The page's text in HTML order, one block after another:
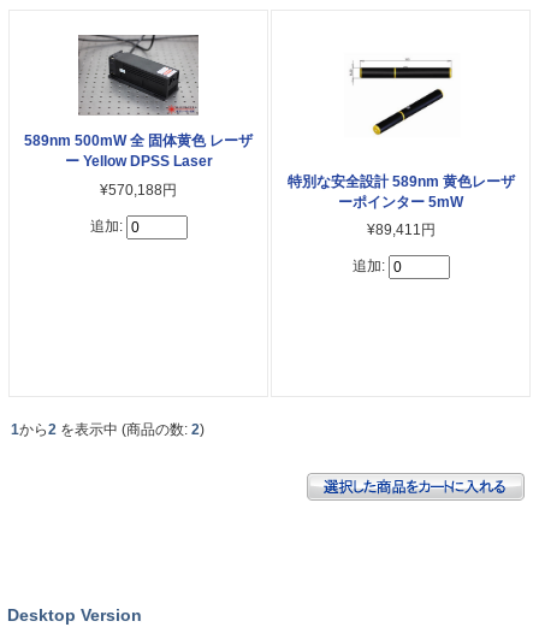
589nm 500mW 全 固体黄色 レーザ
ー Yellow DPSS Laser
¥570,188円
追加:
特別な安全設計 589nm 黄色レーザ
ーポインター 5mW
¥89,411円
追加:
1から2 を表示中 (商品の数: 2)
Desktop Version